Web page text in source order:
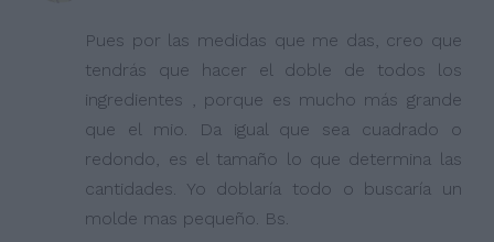
Pues por las medidas que me das, creo que
tendrás que hacer el doble de todos los
ingredientes , porque es mucho más grande
que el mio. Da igual que sea cuadrado o
redondo, es el tamaño lo que determina las
cantidades. Yo doblaría todo o buscaría un
molde mas pequeño. Bs.